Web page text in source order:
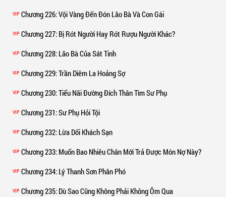
VIP Chương 226: Vội Vàng Đến Đón Lão Bà Và Con Gái
VIP Chương 227: Bị Rót Người Hay Rót Rượu Người Khác?
VIP Chương 228: Lão Bà Của Sát Tinh
VIP Chương 229: Trần Diêm La Hoảng Sợ
VIP Chương 230: Tiểu Nãi Đường Đích Thân Tìm Sư Phụ
VIP Chương 231: Sư Phụ Hỏi Tội
VIP Chương 232: Lừa Dối Khách Sạn
VIP Chương 233: Muốn Bao Nhiêu Chân Mới Trả Được Món Nợ Này?
VIP Chương 234: Lý Thanh Sơn Phân Phó
VIP Chương 235: Dù Sao Cũng Không Phải Không Ôm Qua